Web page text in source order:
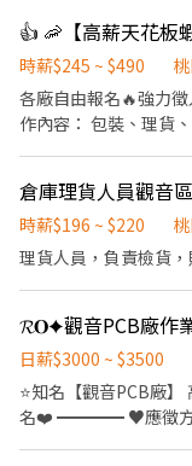
健保／勞退6％ ✅ 團
惠 ✅ 穩定加班機會，想多賺沒問題
徵條件】 ✔ 可接受穿
業可 🔥 想進入半導體產業、穩定賺高薪，現在就是好機會！ -------
請加好友，告知大名
0908-212298 ✅ID搜
67,000元 💵 可日領
━━━━━━━━━━━━━━
路（龍潭科學園區）
平鎮工業區、烏
19:10 🌙 夜班｜19:00
✅ 勞保、健保、勞退
定、長期職缺 ✅ 日領
徵條件 ✔ 可接受久站
衣 ✔顯微鏡 📩 想加入
或預約面試，名額有
時薪$245 ~ $490
各廠自由報名🔥強力徵人中 💰日領1920~3920 / 時薪
作內容： 包裝、理貨
大園區建國路000號 高鐵:桃園市中壢區高鐵南路四段000號 🕘 威獅
倉 早班｜ 08:00－
🕘楊梅倉 早班｜08:00
【排休/ 週休 /休日一】 🎯適合族群： 想多存錢💰 /一起來蝦蝦
一波🔥 日領全薪 / 週領最高1萬 📱加 ʟɪɴᴇ快速報名趕快卡位 點擊快
速✚好友： https://
#高額週領一萬 #蘆竹 #南崁 #大園#青埔#中壢#楊梅#威獅 #轉他人
帳戶 #現金 #日領#週領
職請找💼徐小姐
倉庫理貨人員觀音
時薪$196 ~ $220
理貨人員，負責檢貨
日薪$3000 ~ $3500
⭐️知名【觀音PCB廠
名❤️ ━━━━ ♥應徵方